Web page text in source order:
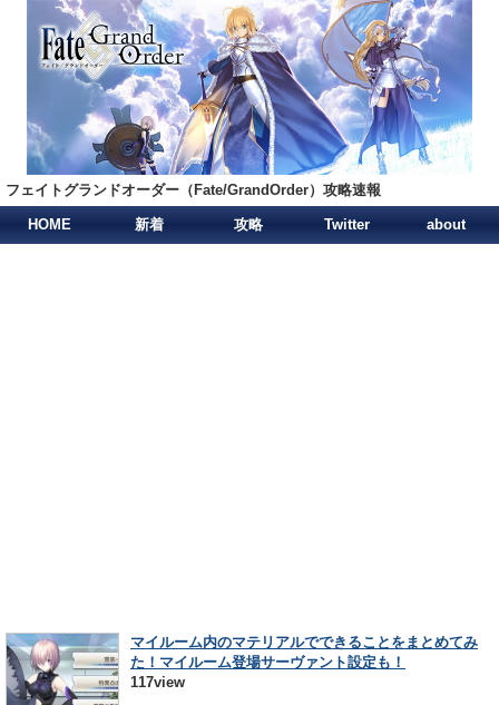
フェイトグランドオーダー（Fate/GrandOrder）攻略速報
HOME 新着 攻略 Twitter about
マイルーム内のマテリアルでできることをまとめてみ
た！マイルーム登場サーヴァント設定も！
117view